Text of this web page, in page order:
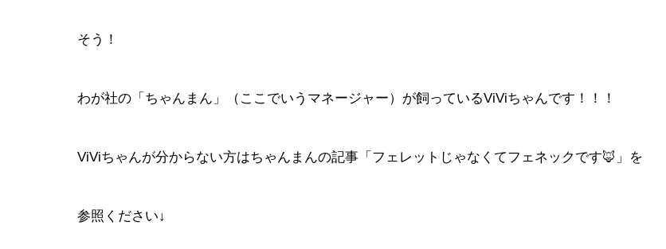
そう！
わが社の「ちゃんまん」（ここでいうマネージャー）が飼っているViViちゃんです！！！
ViViちゃんが分からない方はちゃんまんの記事「フェレットじゃなくてフェネックです🦊」を
参照ください↓